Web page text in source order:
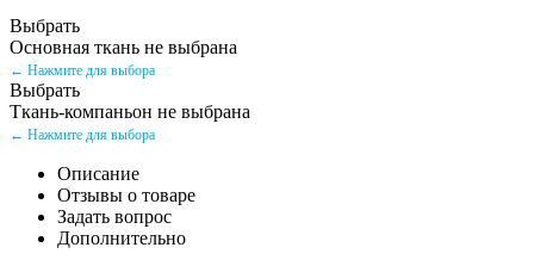
Выбрать
Основная ткань не выбрана
← Нажмите для выбора
Выбрать
Ткань-компаньон не выбрана
← Нажмите для выбора
Описание
Отзывы о товаре
Задать вопрос
Дополнительно